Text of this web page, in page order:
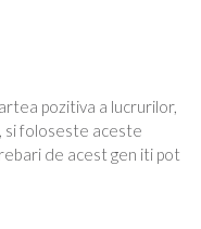
pozitiva a lucrurilor,
si foloseste aceste
de acest gen iti pot